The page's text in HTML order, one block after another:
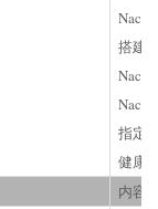
搭建
指定
健康
内容